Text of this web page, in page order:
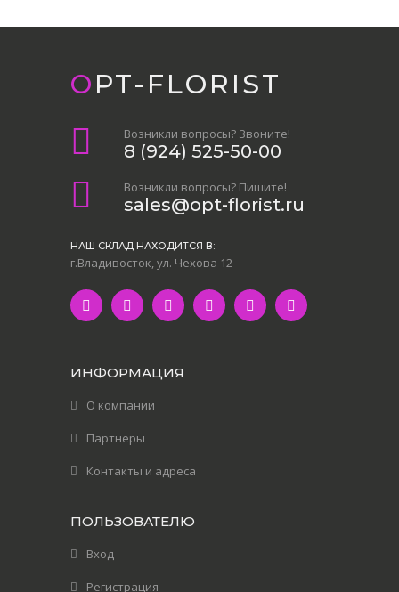
OPT-FLORIST
Возникли вопросы? Звоните!
8 (924) 525-50-00
Возникли вопросы? Пишите!
sales@opt-florist.ru
НАШ СКЛАД НАХОДИТСЯ В:
г.Владивосток, ул. Чехова 12
ИНФОРМАЦИЯ
О компании
Партнеры
Контакты и адреса
ПОЛЬЗОВАТЕЛЮ
Вход
Регистрация